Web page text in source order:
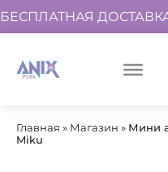
БЕСПЛАТНАЯ ДОСТАВКА
Главная » Магазин » Мини
Miku